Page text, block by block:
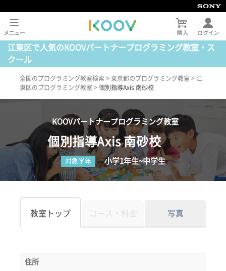
江東区で人気のKOOVパートナープログラミング教室・ス
クール
全国のプログラミング教室検索 > 東京都のプログラミング教室 > 江
東区のプログラミング教室 > 個別指導Axis 南砂校
KOOVパートナープログラミング教室
個別指導Axis 南砂校
対象学年 小学1年生~中学生
教室トップ コース・料金 写真
住所